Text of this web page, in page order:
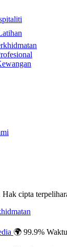
cipta
🌍 99.9%